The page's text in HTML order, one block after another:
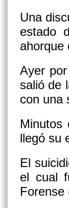
Una
estado
ahorque
Ayer
salió de
con una
Minutos
llegó su
El
el cual
Forense